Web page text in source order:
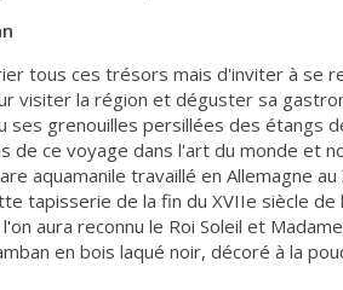
tous ces trésors mais d'inviter à se
visiter la région et déguster sa
ses grenouilles persillées des étangs
de ce voyage dans l'art du monde et
aquamanile travaillé en Allemagne
tapisserie de la fin du XVIIe siècle
aura reconnu le Roi Soleil et
en bois laqué noir, décoré à la